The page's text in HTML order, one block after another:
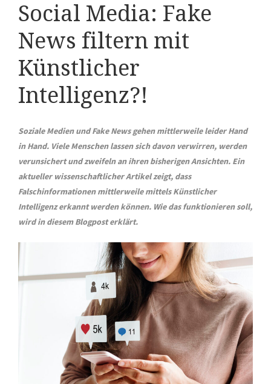
Social Media: Fake
News filtern mit
Künstlicher
Intelligenz?!
Soziale Medien und Fake News gehen mittlerweile leider Hand
in Hand. Viele Menschen lassen sich davon verwirren, werden
verunsichert und zweifeln an ihren bisherigen Ansichten. Ein
aktueller wissenschaftlicher Artikel zeigt, dass
Falschinformationen mittlerweile mittels Künstlicher
Intelligenz erkannt werden können. Wie das funktionieren soll,
wird in diesem Blogpost erklärt.